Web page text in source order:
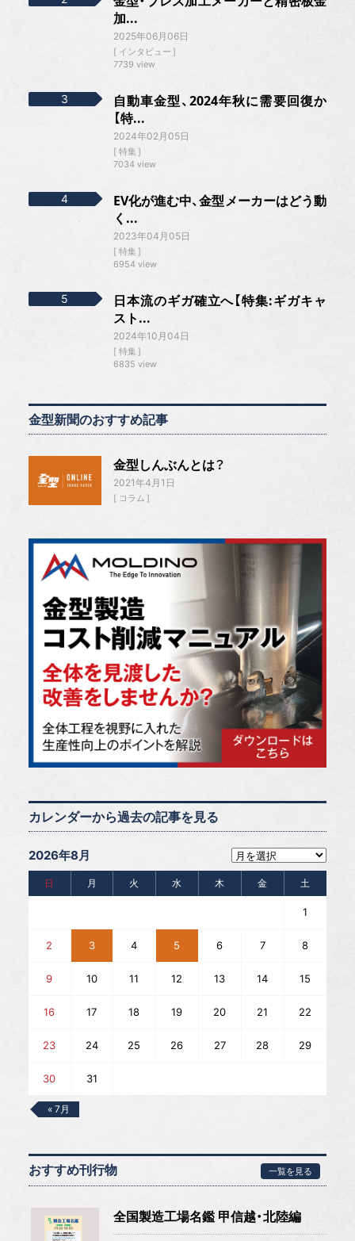
加...
2025年06月06日
インタビュー
7739 view
自動車金型、2024年秋に需要回復か
【特...
2024年02月05日
特集
7034 view
EV化が進む中、金型メーカーはどう動
く...
2023年04月05日
特集
6954 view
日本流のギガ確立へ【特集:ギガキャ
スト...
2024年10月04日
特集
6835 view
金型新聞のおすすめ記事
金型しんぶんとは？
2021年4月1日
コラム
カレンダーから過去の記事を見る
2026年8月
日 月 火 水 木 金 土
1
2 3 4 5 6 7 8
9 10 11 12 13 14 15
16 17 18 19 20 21 22
23 24 25 26 27 28 29
30 31
« 7月
おすすめ刊行物 一覧を見る
全国製造工場名鑑 甲信越・北陸編